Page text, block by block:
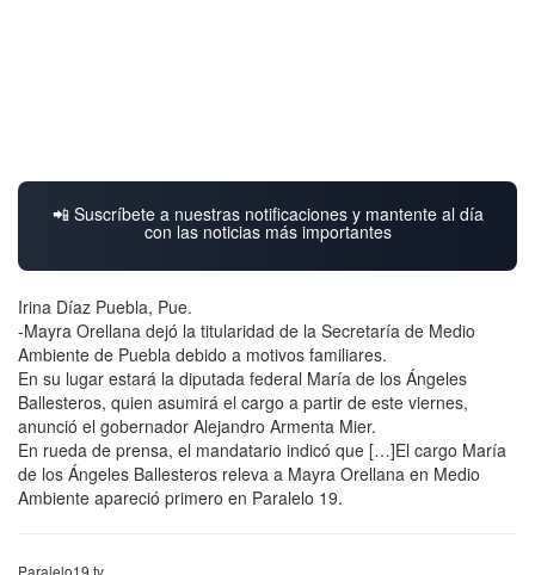
📲 Suscríbete a nuestras notificaciones y mantente al día
con las noticias más importantes
Irina Díaz Puebla, Pue.
-Mayra Orellana dejó la titularidad de la Secretaría de Medio
Ambiente de Puebla debido a motivos familiares.
En su lugar estará la diputada federal María de los Ángeles
Ballesteros, quien asumirá el cargo a partir de este viernes,
anunció el gobernador Alejandro Armenta Mier.
En rueda de prensa, el mandatario indicó que […]El cargo María
de los Ángeles Ballesteros releva a Mayra Orellana en Medio
Ambiente apareció primero en Paralelo 19.
Paralelo19.tv